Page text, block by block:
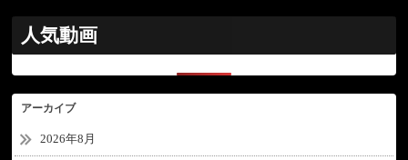
人気動画
アーカイブ
2026年8月